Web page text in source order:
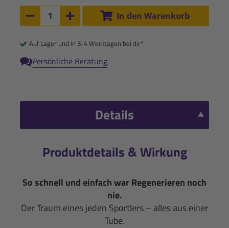
Anzahl:
Anzahl um 1 verringern
Anzahl um 1 erhöhen
In den Warenkorb
Auf Lager und in 3-4 Werktagen bei dir*
Persönliche Beratung
Details
Produktdetails & Wirkung
So schnell und einfach war Regenerieren noch
nie.
Der Traum eines jeden Sportlers – alles aus einer
Tube.